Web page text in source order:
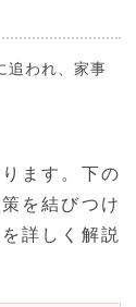
追われ、家事
ます。下の
を結びつけ
詳しく解説